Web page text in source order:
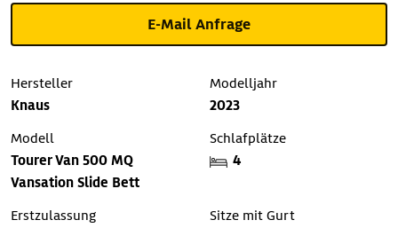
E-Mail Anfrage
Hersteller
Knaus
Modelljahr
2023
Modell
Tourer Van 500 MQ
Vansation Slide Bett
Schlafplätze
4
Erstzulassung
Sitze mit Gurt